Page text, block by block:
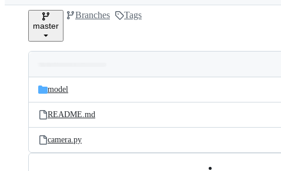
e
master
Branches Tags
and
files
Latest
commit
model
README.md
camera.py